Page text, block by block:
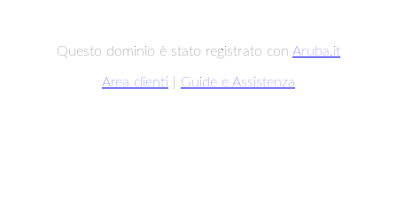
Questo dominio è stato registrato con Aruba.it
Area clienti Guide e Assistenza